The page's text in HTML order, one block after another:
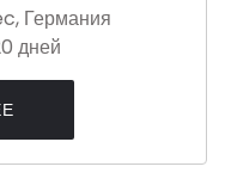
Германия
дней